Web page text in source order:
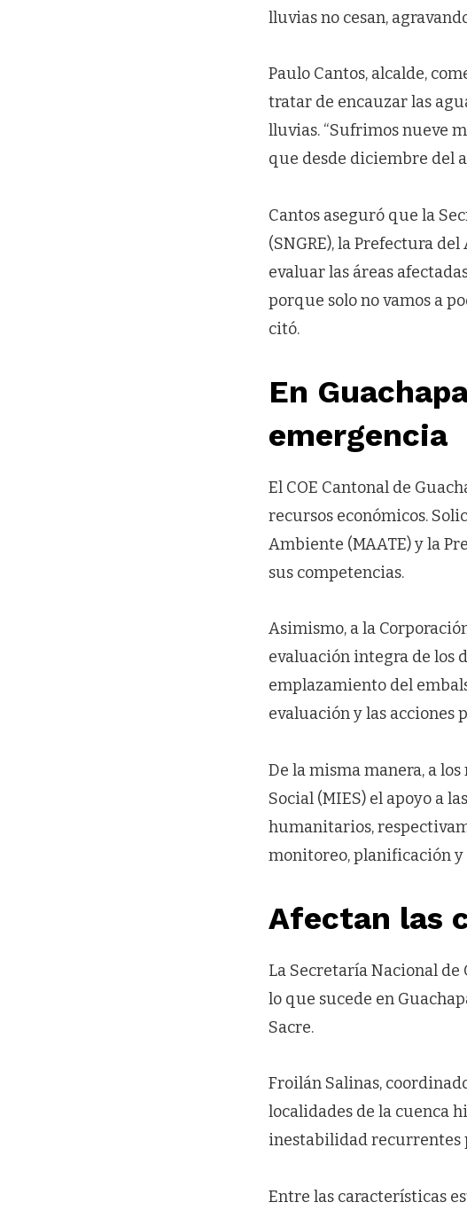
lluvias no cesan,
Paulo Cantos, alcalde,
tratar de encauzar las
lluvias. “Sufrimos nueve
que desde diciembre del
Cantos aseguró que la
(SNGRE), la Prefectura
evaluar las áreas
porque solo no vamos a
citó.
En
emergencia
El COE Cantonal de
recursos económicos.
Ambiente (MAATE) y la
sus competencias.
Asimismo, a la
evaluación integra de los
emplazamiento del
evaluación y las acciones
De la misma manera, a
Social (MIES) el apoyo a
humanitarios,
monitoreo, planificación
Afectan las
La Secretaría Nacional de
lo que sucede en
Sacre.
Froilán Salinas,
localidades de la cuenca
inestabilidad recurrentes
Entre las características